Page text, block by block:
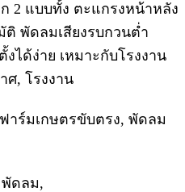
2 แบบทั้ง ตะแกรงหน้าหลัง
ติ พัดลมเสียงรบกวนต่ำ
ได้ง่าย เหมาะกับโรงงาน
ศ, โรงงาน
ร์มเกษตรขับตรง, พัดลม
พัดลม,